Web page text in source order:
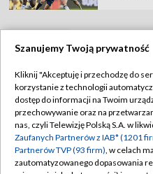
Szanujemy Twoją prywatność
Kliknij "Akceptuję i przechodzę do
korzystanie z technologii
dostęp do informacji na Twoim
przechowywanie oraz na
nas, czyli Telewizję Polską S.A. w
Zaufanych Partnerów z IAB* (1201
Partnerów TVP (93 firm), w celach
zautomatyzowanego dopasowania